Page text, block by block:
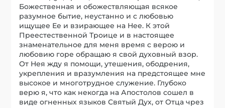
Божественная и обожествляющая всякое
разумное бытие, неустанно и с любовью
ищущее Ее и взирающее на Нее. К этой
Преестественной Троице и в настоящее
знаменательное для меня время с верою и
любовию горе обращаю я свой духовный взор.
От Нея жду я помощи, утешения, ободрения,
укрепления и вразумления на предстоящее мне
высокое и многотрудное служение. Глубоко
верю я, что как некогда на Апостолов сошел в
виде огненных языков Святый Дух, от Отца чрез